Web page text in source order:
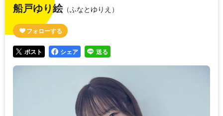
船戸ゆり絵（ふなとゆりえ）
ポスト シェア 送る